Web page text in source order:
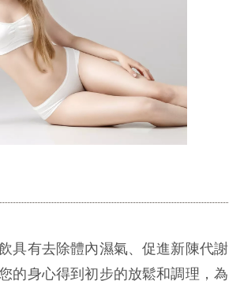
具有去除體內濕氣、促進新陳代謝
的身心得到初步的放鬆和調理，為